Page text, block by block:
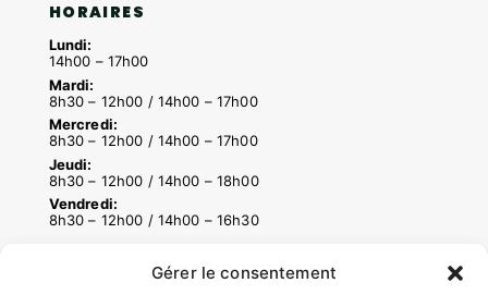
Gérer le consentement
HORAIRES
Lundi:
14h00 – 17h00
Mardi:
8h30 – 12h00 / 14h00 – 17h00
Mercredi:
8h30 – 12h00 / 14h00 – 17h00
Jeudi:
8h30 – 12h00 / 14h00 – 18h00
Vendredi:
8h30 – 12h00 / 14h00 – 16h30